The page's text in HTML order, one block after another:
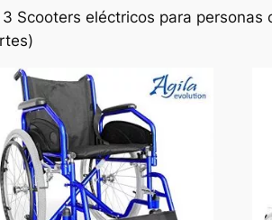
3 Scooters eléctricos para